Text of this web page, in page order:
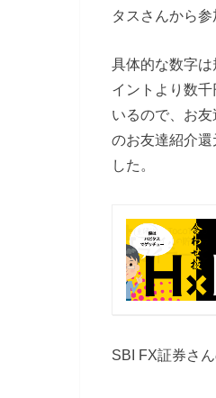
タスさんから参
具体的な数字
イントより数
いるので、お
のお友達紹介
した。
SBI FX証券さ